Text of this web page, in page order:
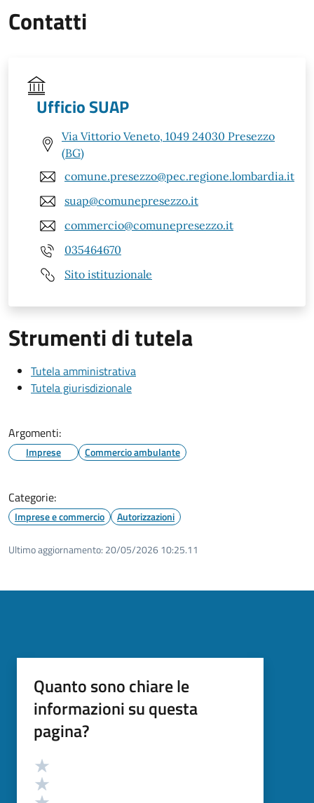
Contatti
Ufficio SUAP
Via Vittorio Veneto, 1049 24030 Presezzo
(BG)
comune.presezzo@pec.regione.lombardia.it
suap@comunepresezzo.it
commercio@comunepresezzo.it
035464670
Sito istituzionale
Strumenti di tutela
Tutela amministrativa
Tutela giurisdizionale
Argomenti:
Imprese Commercio ambulante
Categorie:
Imprese e commercio Autorizzazioni
Ultimo aggiornamento: 20/05/2026 10:25.11
Quanto sono chiare le
informazioni su questa
pagina?
Valutazione